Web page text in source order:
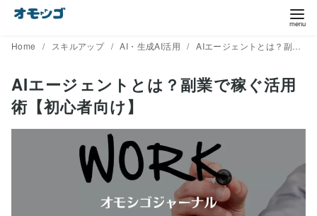
Home スキルアップ AI・生成AI活用 AIエージェントとは？副業で稼ぐ活用術【初心者向け】
AIエージェントとは？副業で稼ぐ活用
術【初心者向け】